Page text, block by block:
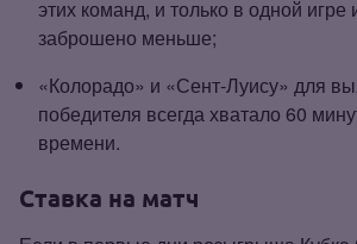
этих команд, и только в одной игре
заброшено меньше;
«Колорадо» и «Сент‑Луису» для
победителя всегда хватало 60
времени.
Ставка на матч